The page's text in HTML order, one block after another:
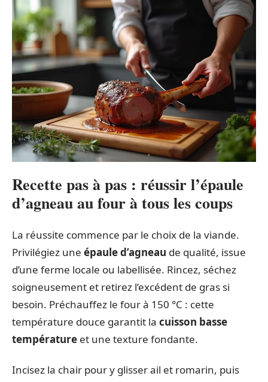
Recette pas à pas : réussir l’épaule
d’agneau au four à tous les coups
La réussite commence par le choix de la viande.
Privilégiez une épaule d’agneau de qualité, issue
d’une ferme locale ou labellisée. Rincez, séchez
soigneusement et retirez l’excédent de gras si
besoin. Préchauffez le four à 150 °C : cette
température douce garantit la cuisson basse
température et une texture fondante.
Incisez la chair pour y glisser ail et romarin, puis